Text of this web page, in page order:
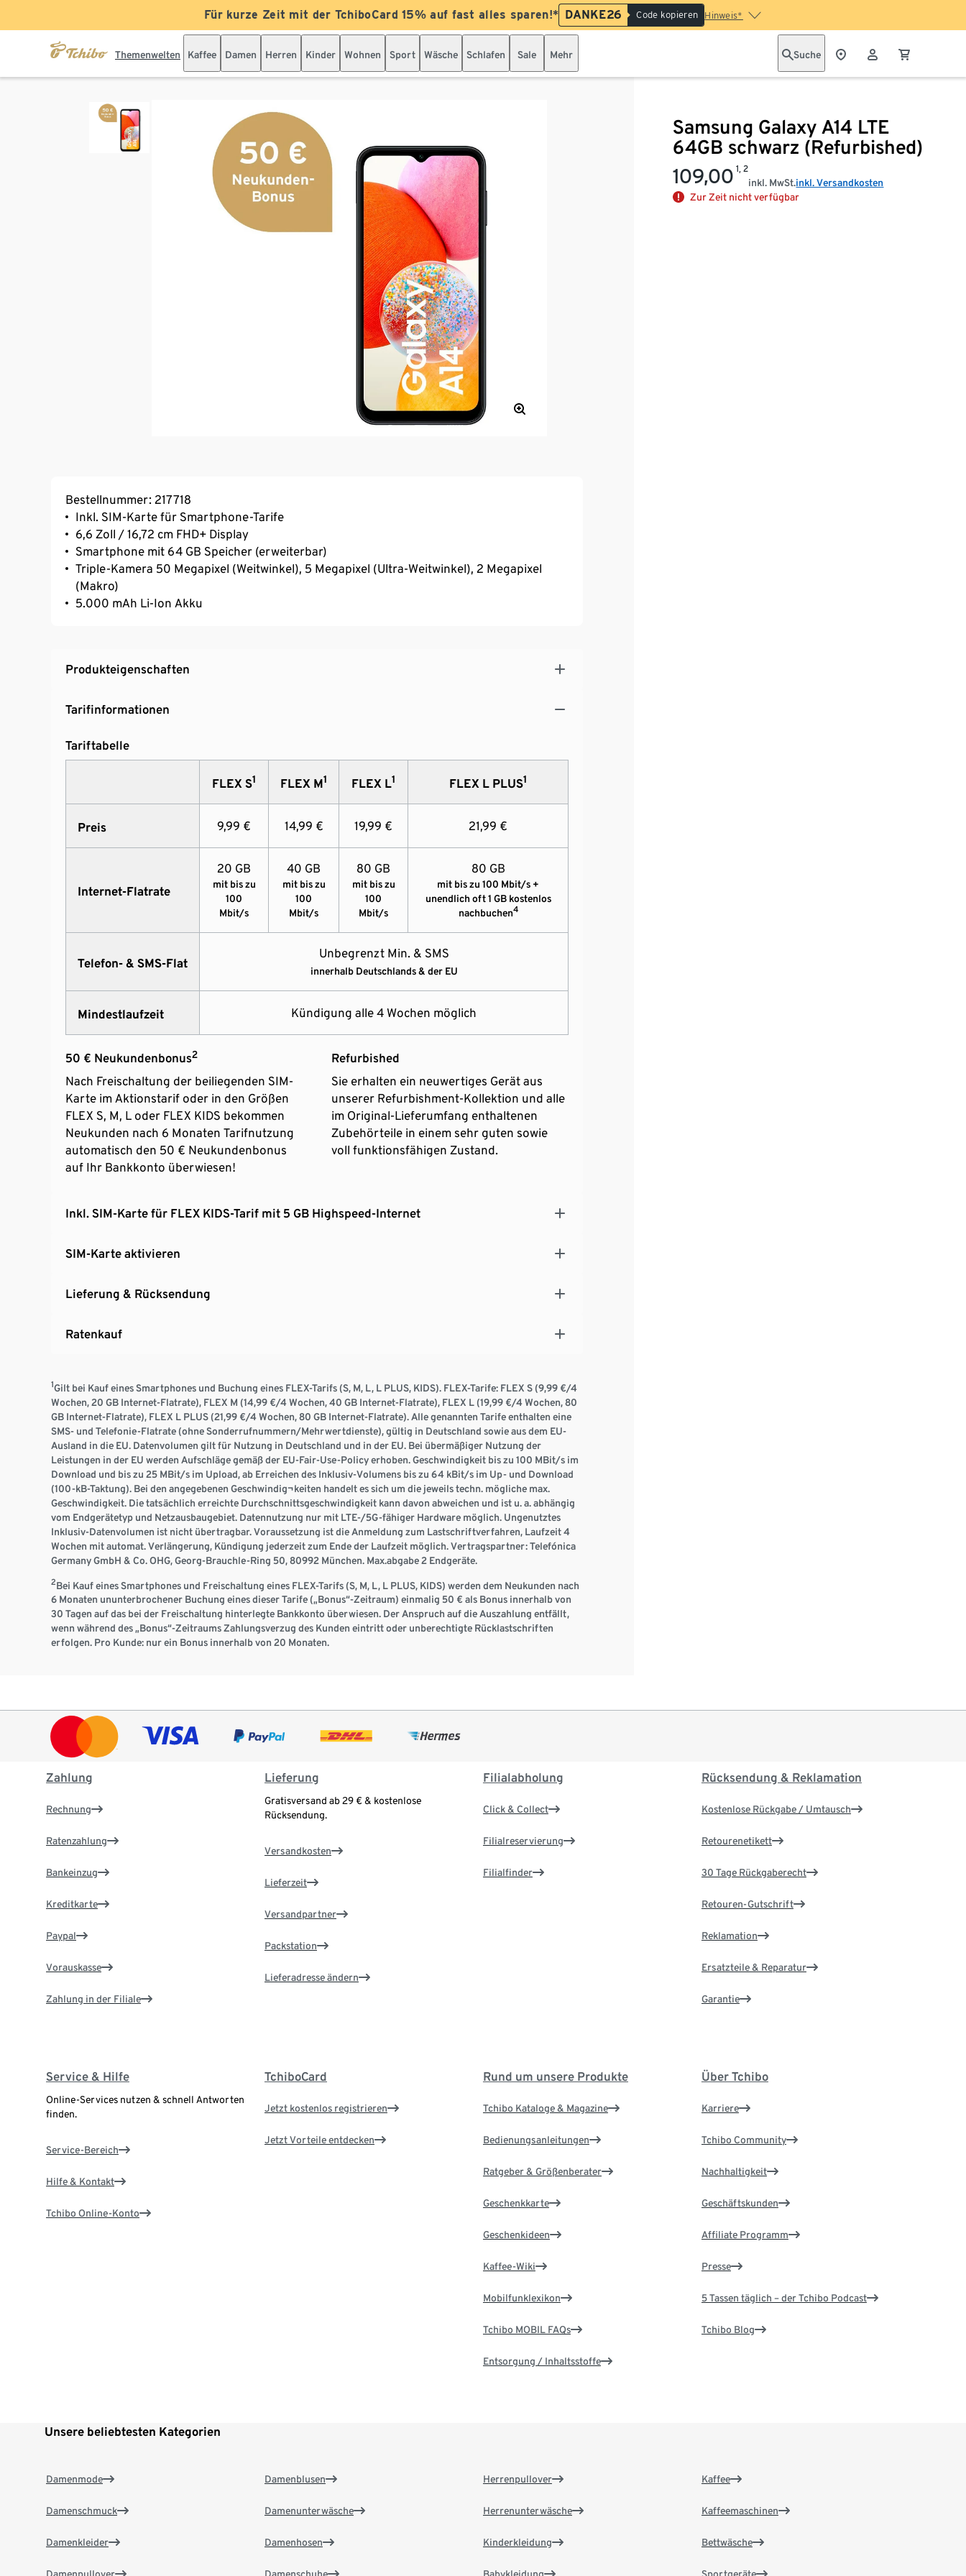
Für kurze Zeit mit der TchiboCard 15% auf fast alles sparen!* DANKE26 Code kopieren Hinweis*
Themenwelten Kaffee Damen Herren Kinder Wohnen Sport Wäsche Schlafen Sale Mehr Suche
Samsung Galaxy A14 LTE
64GB schwarz (Refurbished)
109,00 1, 2
inkl. MwSt.inkl. Versandkosten
Zur Zeit nicht verfügbar
Bestellnummer: 217718
Inkl. SIM-Karte für Smartphone-Tarife
6,6 Zoll / 16,72 cm FHD+ Display
Smartphone mit 64 GB Speicher (erweiterbar)
Triple-Kamera 50 Megapixel (Weitwinkel), 5 Megapixel (Ultra-Weitwinkel), 2 Megapixel
(Makro)
5.000 mAh Li-Ion Akku
Produkteigenschaften
Tarifinformationen
Tariftabelle
FLEX S1 FLEX M1 FLEX L1 FLEX L PLUS1
Preis 9,99 € 14,99 € 19,99 € 21,99 €
Internet-Flatrate
20 GB
mit bis zu
100
Mbit/s
40 GB
mit bis zu
100
Mbit/s
80 GB
mit bis zu
100
Mbit/s
80 GB
mit bis zu 100 Mbit/s +
unendlich oft 1 GB kostenlos
nachbuchen4
Telefon- & SMS-Flat
Unbegrenzt Min. & SMS
innerhalb Deutschlands & der EU
Mindestlaufzeit Kündigung alle 4 Wochen möglich
50 € Neukundenbonus2
Nach Freischaltung der beiliegenden SIM-
Karte im Aktionstarif oder in den Größen
FLEX S, M, L oder FLEX KIDS bekommen
Neukunden nach 6 Monaten Tarifnutzung
automatisch den 50 € Neukundenbonus
auf Ihr Bankkonto überwiesen!
Refurbished
Sie erhalten ein neuwertiges Gerät aus
unserer Refurbishment-Kollektion und alle
im Original-Lieferumfang enthaltenen
Zubehörteile in einem sehr guten sowie
voll funktionsfähigen Zustand.
Inkl. SIM-Karte für FLEX KIDS-Tarif mit 5 GB Highspeed-Internet
SIM-Karte aktivieren
Lieferung & Rücksendung
Ratenkauf
1Gilt bei Kauf eines Smartphones und Buchung eines FLEX-Tarifs (S, M, L, L PLUS, KIDS). FLEX-Tarife: FLEX S (9,99 €/4
Wochen, 20 GB Internet-Flatrate), FLEX M (14,99 €/4 Wochen, 40 GB Internet-Flatrate), FLEX L (19,99 €/4 Wochen, 80
GB Internet-Flatrate), FLEX L PLUS (21,99 €/4 Wochen, 80 GB Internet-Flatrate). Alle genannten Tarife enthalten eine
SMS- und Telefonie-Flatrate (ohne Sonderrufnummern/Mehrwertdienste), gültig in Deutschland sowie aus dem EU-
Ausland in die EU. Datenvolumen gilt für Nutzung in Deutschland und in der EU. Bei übermäßiger Nutzung der
Leistungen in der EU werden Aufschläge gemäß der EU-Fair-Use-Policy erhoben. Geschwindigkeit bis zu 100 MBit/s im
Download und bis zu 25 MBit/s im Upload, ab Erreichen des Inklusiv-Volumens bis zu 64 kBit/s im Up- und Download
(100-kB-Taktung). Bei den angegebenen Geschwindig¬keiten handelt es sich um die jeweils techn. mögliche max.
Geschwindigkeit. Die tatsächlich erreichte Durchschnittsgeschwindigkeit kann davon abweichen und ist u. a. abhängig
vom Endgerätetyp und Netzausbaugebiet. Datennutzung nur mit LTE-/5G-fähiger Hardware möglich. Ungenutztes
Inklusiv-Datenvolumen ist nicht übertragbar. Voraussetzung ist die Anmeldung zum Lastschriftverfahren, Laufzeit 4
Wochen mit automat. Verlängerung, Kündigung jederzeit zum Ende der Laufzeit möglich. Vertragspartner: Telefónica
Germany GmbH & Co. OHG, Georg-Brauchle-Ring 50, 80992 München. Max.abgabe 2 Endgeräte.
2Bei Kauf eines Smartphones und Freischaltung eines FLEX-Tarifs (S, M, L, L PLUS, KIDS) werden dem Neukunden nach
6 Monaten ununterbrochener Buchung eines dieser Tarife („Bonus“-Zeitraum) einmalig 50 € als Bonus innerhalb von
30 Tagen auf das bei der Freischaltung hinterlegte Bankkonto überwiesen. Der Anspruch auf die Auszahlung entfällt,
wenn während des „Bonus“-Zeitraums Zahlungsverzug des Kunden eintritt oder unberechtigte Rücklastschriften
erfolgen. Pro Kunde: nur ein Bonus innerhalb von 20 Monaten.
Zahlung
Rechnung
Ratenzahlung
Bankeinzug
Kreditkarte
Paypal
Vorauskasse
Zahlung in der Filiale
Lieferung
Gratisversand ab 29 € & kostenlose
Rücksendung.
Versandkosten
Lieferzeit
Versandpartner
Packstation
Lieferadresse ändern
Filialabholung
Click & Collect
Filialreservierung
Filialfinder
Rücksendung & Reklamation
Kostenlose Rückgabe / Umtausch
Retourenetikett
30 Tage Rückgaberecht
Retouren-Gutschrift
Reklamation
Ersatzteile & Reparatur
Garantie
Service & Hilfe
Online-Services nutzen & schnell Antworten
finden.
Service-Bereich
Hilfe & Kontakt
Tchibo Online-Konto
TchiboCard
Jetzt kostenlos registrieren
Jetzt Vorteile entdecken
Rund um unsere Produkte
Tchibo Kataloge & Magazine
Bedienungsanleitungen
Ratgeber & Größenberater
Geschenkkarte
Geschenkideen
Kaffee-Wiki
Mobilfunklexikon
Tchibo MOBIL FAQs
Entsorgung / Inhaltsstoffe
Über Tchibo
Karriere
Tchibo Community
Nachhaltigkeit
Geschäftskunden
Affiliate Programm
Presse
5 Tassen täglich – der Tchibo Podcast
Tchibo Blog
Unsere beliebtesten Kategorien
Damenmode
Damenschmuck
Damenkleider
Damenblusen
Damenunterwäsche
Damenhosen
Herrenpullover
Herrenunterwäsche
Kinderkleidung
Kaffee
Kaffeemaschinen
Bettwäsche